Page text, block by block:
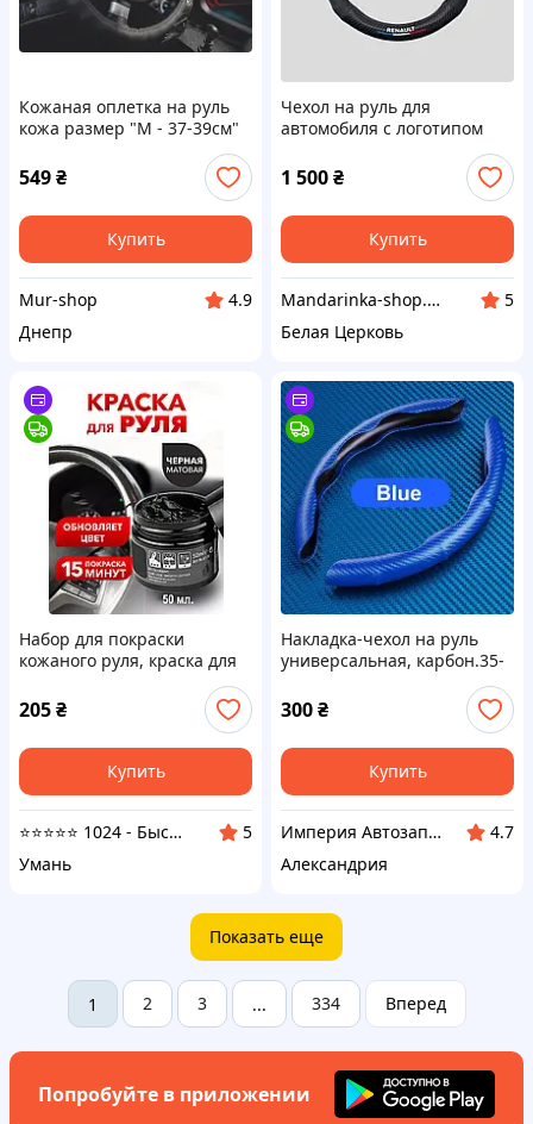
Кожаная оплетка на руль
кожа размер "M - 37-39cм"
Autogen, перфорированная
черная, качественный
чехол на руль
549₴
Купить
Mur-shop
4.9
Днепр
Чехол на руль для
автомобиля с логотипом
1 500₴
Купить
Mandarinka-shop.in.ua - автоаксессуары
5
Белая Церковь
Набор для покраски
кожаного руля, краска для
руля черная, жидкая кожа
205₴
Купить
⭐⭐⭐⭐⭐ 1024 - Быстрая отправка в день заказа
5
Умань
Накладка-чехол на руль
универсальная, карбон.35-
300₴
Купить
Империя Автозапчастей
4.7
Александрия
Показать еще
1 2 3 ... 334 Вперед
Попробуйте в приложении